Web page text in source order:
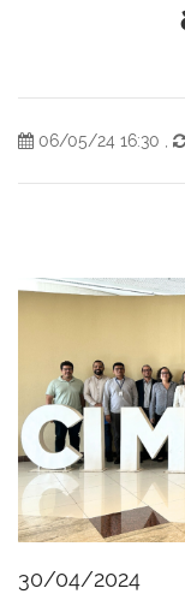
06/05/24 16:30 ,
30/04/2024